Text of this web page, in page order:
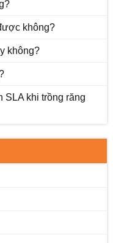
không?
không?
SLA khi trồng răng